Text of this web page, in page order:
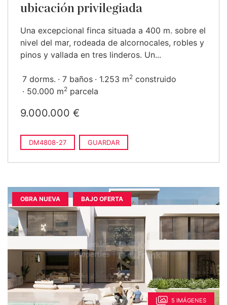
ubicación privilegiada
Una excepcional finca situada a 400 m. sobre el
nivel del mar, rodeada de alcornocales, robles y
pinos y vallada en tres linderos. Un...
7 dorms. 7 baños 1.253 m2 construido
50.000 m2 parcela
9.000.000 €
DM4808-27 GUARDAR
OBRA NUEVA BAJO OFERTA
5 IMÁGENES